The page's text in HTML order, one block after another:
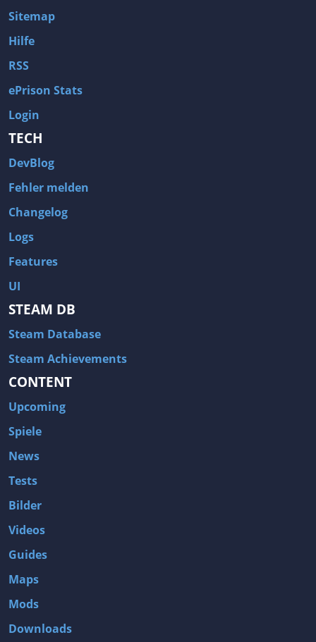
Sitemap
Hilfe
RSS
ePrison Stats
Login
TECH
DevBlog
Fehler melden
Changelog
Logs
Features
UI
STEAM DB
Steam Database
Steam Achievements
CONTENT
Upcoming
Spiele
News
Tests
Bilder
Videos
Guides
Maps
Mods
Downloads